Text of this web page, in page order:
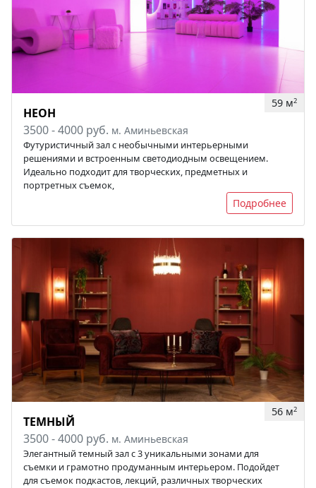
59 м2
НЕОН
3500 - 4000 руб. м. Аминьевская
Футуристичный зал с необычными интерьерными
решениями и встроенным светодиодным освещением.
Идеально подходит для творческих, предметных и
портретных съемок,
Подробнее
56 м2
ТЕМНЫЙ
3500 - 4000 руб. м. Аминьевская
Элегантный темный зал с 3 уникальными зонами для
съемки и грамотно продуманным интерьером. Подойдет
для съемок подкастов, лекций, различных творческих